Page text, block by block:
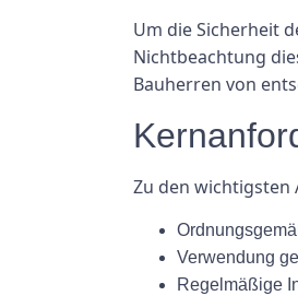
Um die Sicherheit
Nichtbeachtung
Bauherren von
Zu den wichtigsten
Verwendung
Regelmäßige